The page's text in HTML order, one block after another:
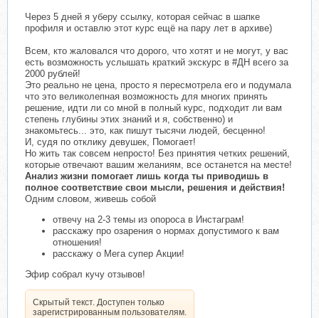
Через 5 дней я уберу ссылку, которая сейчас в шапке
профиля и оставлю этот курс ещё на пару лет в архиве)
Всем, кто жаловался что дорого, что хотят и не могут, у вас
есть возможность услышать краткий экскурс в #ДН всего за
2000 рублей!
Это реально не цена, просто я пересмотрела его и подумала
что это великолепная возможность для многих принять
решение, идти ли со мной в полный курс, подходит ли вам
степень глубины этих знаний и я, собственно) и
знакомьтесь... это, как пишут тысячи людей, бесценно!
И, судя по отклику девушек, Помогает!
Но жить так совсем непросто! Без принятия четких решений,
которые отвечают вашим желаниям, все останется на месте!
Анализ жизни помогает лишь когда ты приводишь в
полное соответствие свои мысли, решения и действия!
Одним словом, живешь собой
отвечу на 2-3 темы из опороса в Инстаграм!
расскажу про озарения о нормах допустимого к вам
отношения!
расскажу о Мега супер Акции!
Эфир собрал кучу отзывов!
Скрытый текст. Доступен только
зарегистрированным пользователям.